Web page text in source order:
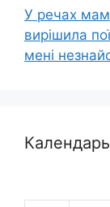
У речах
вирішила
мені
Календарь